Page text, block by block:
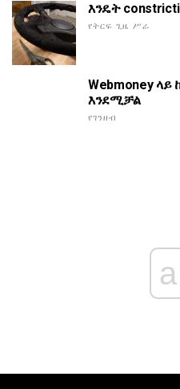
እንዴት
የትርፍ ጊዜ ሥራ
Webmoney ላይ
እንደሚቻል
የገንዘብ